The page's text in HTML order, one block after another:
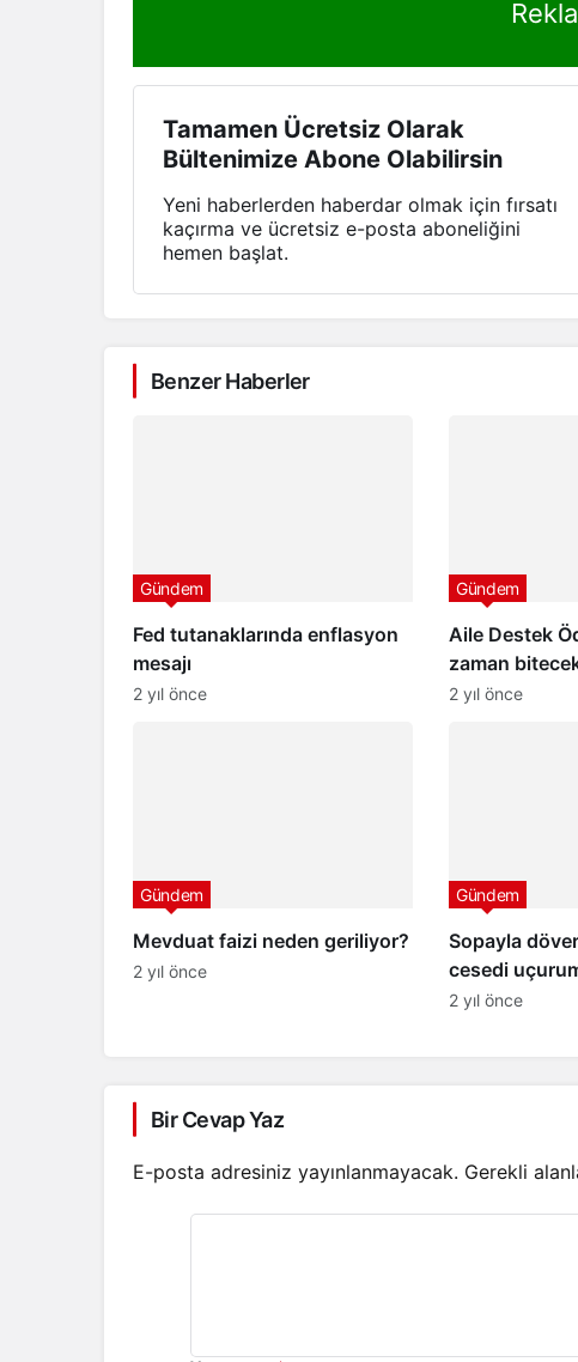
Tamamen Ücretsiz Olarak
Bültenimize Abone Olabilirsin
Yeni haberlerden haberdar olmak için fırsatı
kaçırma ve ücretsiz e-posta aboneliğini
hemen başlat.
Benzer Haberler
Fed tutanaklarında enflasyon
mesajı
Gündem
2 yıl önce
Aile Destek
zaman
2024 Aile
Gündem
2 yıl önce
Mevduat faizi neden geriliyor?
Gündem
2 yıl önce
Sopayla
cesedi
Gündem
2 yıl önce
Bir Cevap Yaz
E-posta adresiniz yayınlanmayacak. Gerekli